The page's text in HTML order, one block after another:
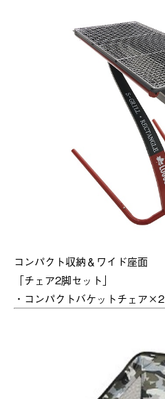
コンパクト収納＆ワイド座面
「チェア2脚セット」
・コンパクトバケットチェア×2